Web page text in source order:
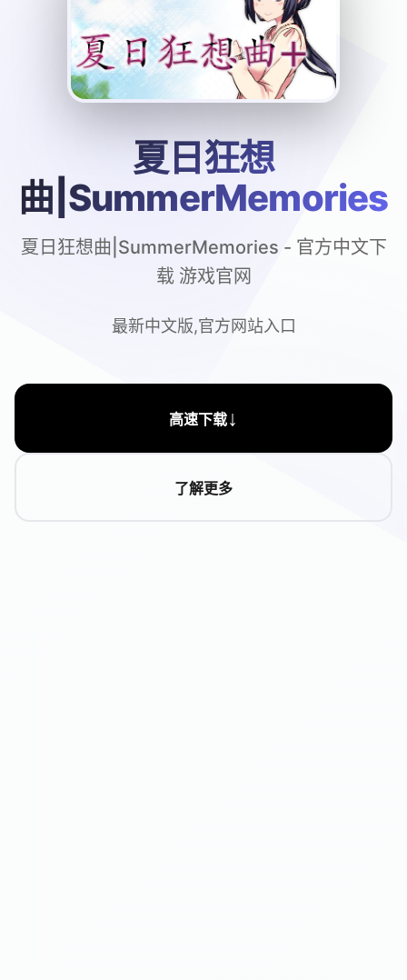
夏日狂想
曲|SummerMemories
夏日狂想曲|SummerMemories - 官方中文下
载 游戏官网
最新中文版,官方网站入口
高速下载↓
了解更多